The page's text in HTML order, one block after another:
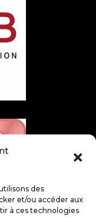
des
et/ou accéder aux
à ces technologies